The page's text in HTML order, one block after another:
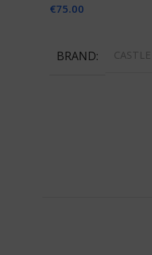
€75.00
BRAND